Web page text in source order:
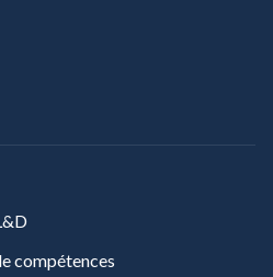
compétences